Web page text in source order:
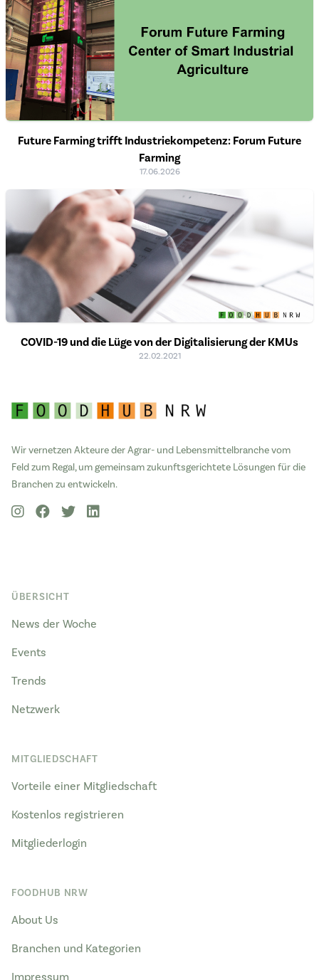
Future Farming trifft Industriekompetenz: Forum Future
Farming
17.06.2026
COVID-19 und die Lüge von der Digitalisierung der KMUs
22.02.2021
Wir vernetzen Akteure der Agrar- und Lebensmittelbranche vom
Feld zum Regal, um gemeinsam zukunftsgerichtete Lösungen für die
Branchen zu entwickeln.
ÜBERSICHT
News der Woche
Events
Trends
Netzwerk
MITGLIEDSCHAFT
Vorteile einer Mitgliedschaft
Kostenlos registrieren
Mitgliederlogin
FOODHUB NRW
About Us
Branchen und Kategorien